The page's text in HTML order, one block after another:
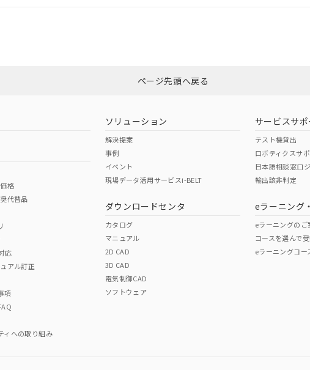
ダウンロードはこちら
Cr(VI)
流通在庫等で未対応品が混在する可能性があります。
へお問い合わせください。
ページ先頭へ戻る
格
代替品
応
アル訂正
項
ィへの取り組み
ソリューション
解決提案
事例
イベント
現場データ活用サービスi-BELT
ダウンロードセンタ
カタログ
マニュアル
2D CAD
3D CAD
電気制御CAD
ソフトウェア
サービスサポ
テスト機貸出
ロボティクスサ
日本語相談窓口
輸出該非判定
eラーニング
eラーニングのご
コースを選んで
eラーニングコー